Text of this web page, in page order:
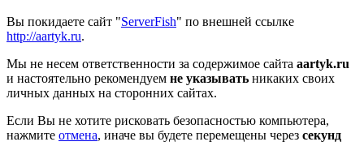
Вы покидаете сайт "ServerFish" по внешней ссылке
http://aartyk.ru.
Мы не несем ответственности за содержимое сайта aartyk.ru
и настоятельно рекомендуем не указывать никаких своих
личных данных на сторонних сайтах.
Если Вы не хотите рисковать безопасностью компьютера,
нажмите отмена, иначе вы будете перемещены через секунд